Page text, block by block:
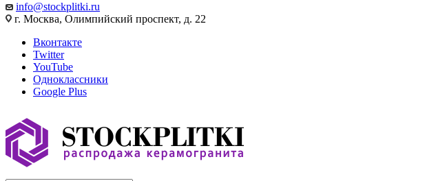
info@stockplitki.ru
г. Москва, Олимпийский проспект, д. 22
Вконтакте
Twitter
YouTube
Одноклассники
Google Plus